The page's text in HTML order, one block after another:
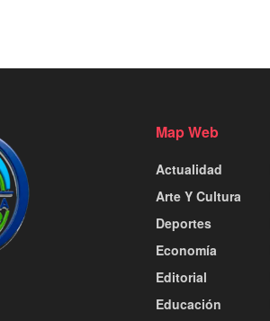
Map Web
Actualidad
Arte Y Cultura
Deportes
Economía
Editorial
Educación